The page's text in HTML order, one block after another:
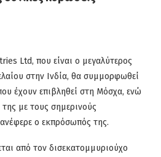
Ltd, που είναι ο μεγαλύτερος
στην Ινδία, θα συμμορφωθεί
έχουν επιβληθεί στη Μόσχα, ενώ
της με τους σημερινούς
ο εκπρόσωπός της.
από τον δισεκατομμυριούχο